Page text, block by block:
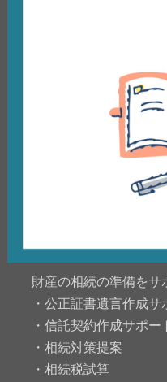
財産の相続の準備をサ
・公正証書遺言作成サ
・信託契約作成サポー
・相続対策提案
・相続税試算